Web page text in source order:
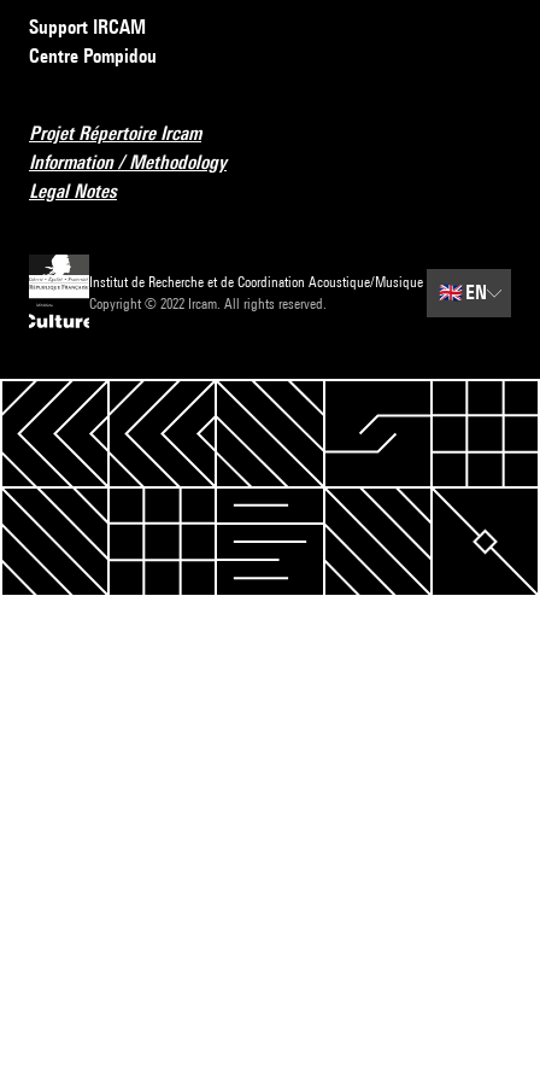
Support IRCAM
Centre Pompidou
Projet Répertoire Ircam
Information / Methodology
Legal Notes
Institut de Recherche et de Coordination Acoustique/Musique
Copyright © 2022 Ircam. All rights reserved.
🇬🇧 EN